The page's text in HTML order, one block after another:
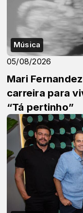
Música
05/08/2026
Mari
carreira para
“Tá pertinho”